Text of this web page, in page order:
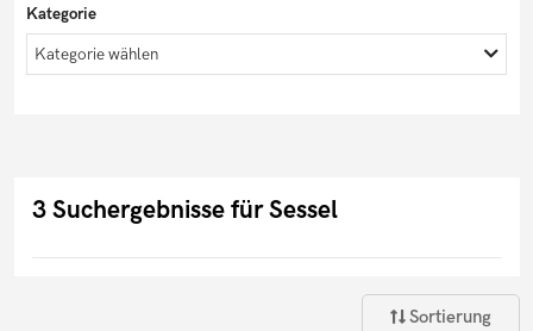
Kategorie
Kategorie wählen
3 Suchergebnisse für Sessel
Sortierung